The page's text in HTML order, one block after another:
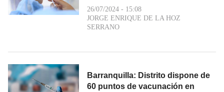
26/07/2024 - 15:08
JORGE ENRIQUE DE LA HOZ
SERRANO
Barranquilla: Distrito dispone de
60 puntos de vacunación en